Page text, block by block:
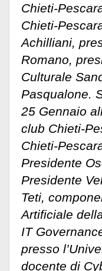
Chieti-
Chieti-
Achilliani,
Romano,
Culturale
Pasqualone.
25 Gennaio
club Chieti-
Chieti-
Presidente
Presidente
Teti,
Artificiale
IT
presso
docente di